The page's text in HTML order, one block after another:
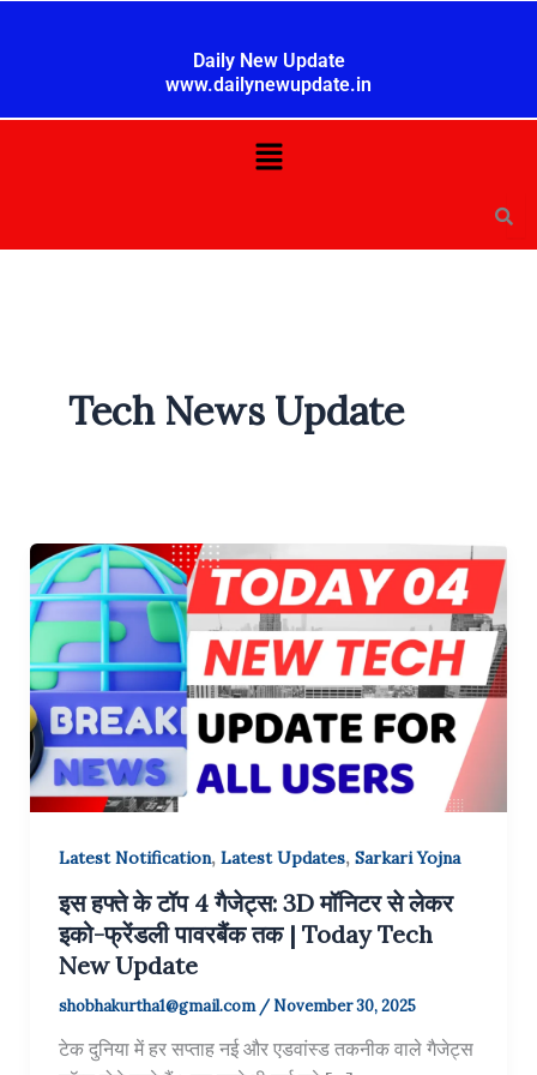
Daily New Update
www.dailynewupdate.in
Menu
Tech News Update
Latest Notification, Latest Updates, Sarkari Yojna
इस हफ्ते के टॉप 4 गैजेट्स: 3D मॉनिटर से लेकर
इको-फ्रेंडली पावरबैंक तक | Today Tech
New Update
shobhakurtha1@gmail.com /November 30, 2025
टेक दुनिया में हर सप्ताह नई और एडवांस्ड तकनीक वाले गैजेट्स